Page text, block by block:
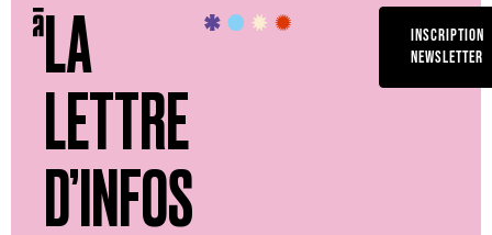
LA
LETTRE
D’INFOS
INSCRIPTION
NEWSLETTER